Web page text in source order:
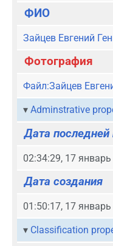
ФИО
Зайцев Евгений
Фотография
Файл:Зайцев
Adminstrative
Дата последней
02:34:29, 17
Дата создания
01:50:17, 17
Classification